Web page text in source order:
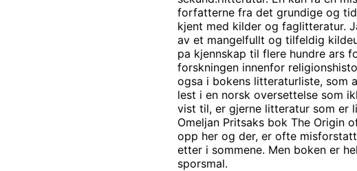
forfatterne fra det grundige og
kjent med kilder og faglitteratur.
av et mangelfullt og tilfeldig
pa kjennskap til flere hundre ars
forskningen innenfor
ogsa i bokens litteraturliste, som
lest i en norsk oversettelse som
vist til, er gjerne litteratur som er
Omeljan Pritsaks bok The Origin of
opp her og der, er ofte
etter i sommene. Men boken er
sporsmal.